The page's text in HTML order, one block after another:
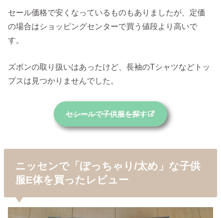
セール価格で安くなっているものもありましたが、定価
の場合はショッピングセンターで買う値段より高いで
す。
ズボンの取り扱いはあったけど、長袖のTシャツなどトッ
プスは見つかりませんでした。
セシールで子供服を探す
ニッセンで「ぽっちゃり/太め」な子供
服E体を買ったレビュー